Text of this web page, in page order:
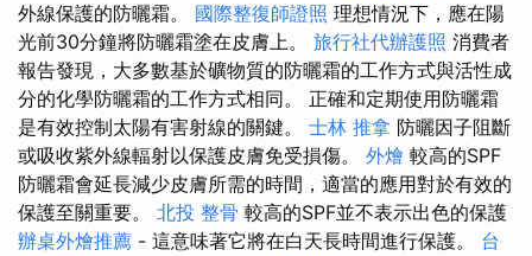
外線保護的防曬霜。 國際整復師證照 理想情況下，應在陽
光前30分鐘將防曬霜塗在皮膚上。 旅行社代辦護照 消費者
報告發現，大多數基於礦物質的防曬霜的工作方式與活性成
分的化學防曬霜的工作方式相同。 正確和定期使用防曬霜
是有效控制太陽有害射線的關鍵。 士林 推拿 防曬因子阻斷
或吸收紫外線輻射以保護皮膚免受損傷。 外燴 較高的SPF
防曬霜會延長減少皮膚所需的時間，適當的應用對於有效的
保護至關重要。 北投 整骨 較高的SPF並不表示出色的保護
辦桌外燴推薦 - 這意味著它將在白天長時間進行保護。 台